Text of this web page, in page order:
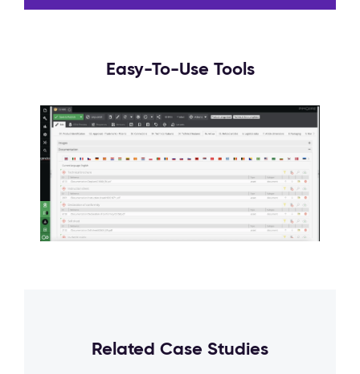
Easy-To-Use Tools
Related Case Studies